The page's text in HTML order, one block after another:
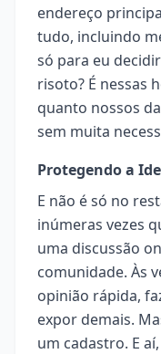
endereço
tudo, incluindo
só para eu
risoto? É nessas
quanto nossos
sem muita
Protegendo a
E não é só no
inúmeras vezes
uma discussão
comunidade. Às
opinião rápida,
expor demais.
um cadastro. E